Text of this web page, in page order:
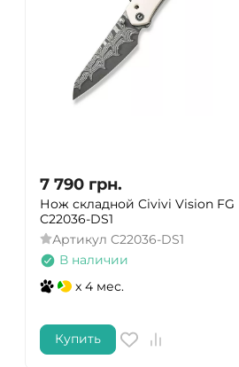
7 790 грн.
Нож складной Civivi Vision FG
C22036-DS1
Артикул C22036-DS1
В наличии
x 4 мес.
Купить